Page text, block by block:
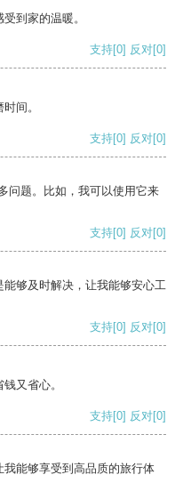
到家的温暖。
支持[0] 反对[0]
间。
支持[0] 反对[0]
问题。比如，我可以使用它来
支持[0] 反对[0]
够及时解决，让我能够安心工
支持[0] 反对[0]
又省心。
支持[0] 反对[0]
能够享受到高品质的旅行体